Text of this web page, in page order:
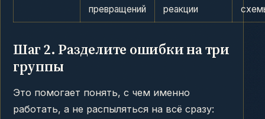
превращений
реакции
Шаг 2. Разделите ошибки на три
группы
Это помогает понять, с чем именно
работать, а не распыляться на всё сразу: